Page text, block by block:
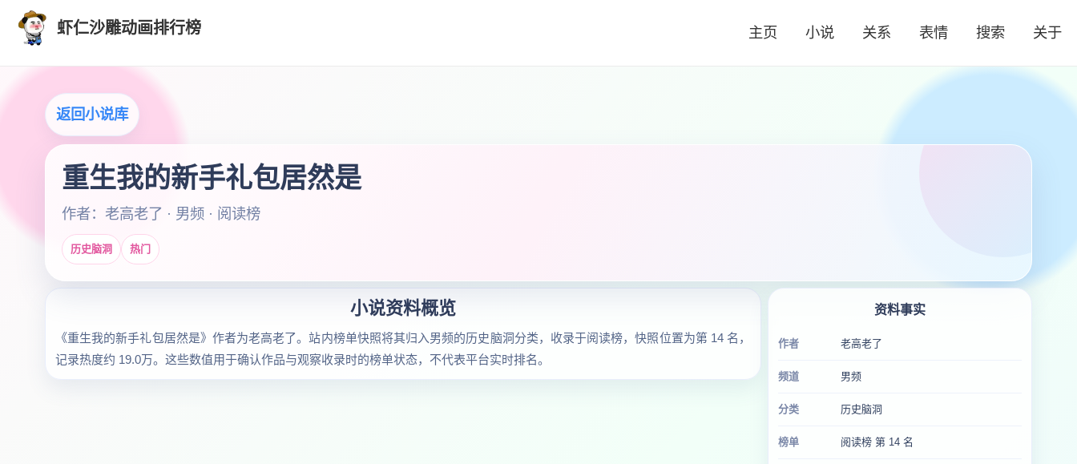
虾仁沙雕动画排行榜 主页 小说 关系 表情 搜索 关于
返回小说库
重生我的新手礼包居然是
作者：老高老了 · 男频 · 阅读榜
历史脑洞 热门
小说资料概览
《重生我的新手礼包居然是》作者为老高老了。站内榜单快照将其归入男频的历史脑洞分类，收录于阅读榜，快照位置为第 14 名，
记录热度约 19.0万。这些数值用于确认作品与观察收录时的榜单状态，不代表平台实时排名。
资料事实
作者 老高老了
频道 男频
分类 历史脑洞
榜单 阅读榜 第 14 名